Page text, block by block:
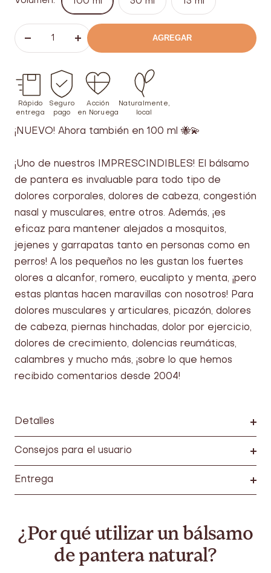
número
Aumentar
número
AGREGAR
Rápido
entrega
Seguro
pago
Acción
en Noruega
Naturalmente,
local
¡NUEVO! Ahora también en 100 ml 🐝💫
¡Uno de nuestros IMPRESCINDIBLES! El bálsamo
de pantera es invaluable para todo tipo de
dolores corporales, dolores de cabeza, congestión
nasal y musculares, entre otros. Además, ¡es
eficaz para mantener alejados a mosquitos,
jejenes y garrapatas tanto en personas como en
perros! A los pequeños no les gustan los fuertes
olores a alcanfor, romero, eucalipto y menta, ¡pero
estas plantas hacen maravillas con nosotros! Para
dolores musculares y articulares, picazón, dolores
de cabeza, piernas hinchadas, dolor por ejercicio,
dolores de crecimiento, dolencias reumáticas,
calambres y mucho más, ¡sobre lo que hemos
recibido comentarios desde 2004!
Detalles
Consejos para el usuario
Entrega
¿Por qué utilizar un bálsamo
de pantera natural?